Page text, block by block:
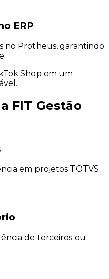
ERP
no Protheus, garantindo
Shop em um
FIT Gestão
em projetos TOTVS
de terceiros ou